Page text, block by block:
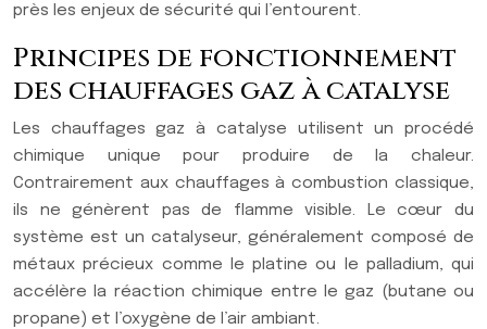
près les enjeux de sécurité qui l’entourent.
Principes de fonctionnement
des chauffages gaz à catalyse
Les chauffages gaz à catalyse utilisent un procédé
chimique unique pour produire de la chaleur.
Contrairement aux chauffages à combustion classique,
ils ne génèrent pas de flamme visible. Le cœur du
système est un catalyseur, généralement composé de
métaux précieux comme le platine ou le palladium, qui
accélère la réaction chimique entre le gaz (butane ou
propane) et l’oxygène de l’air ambiant.